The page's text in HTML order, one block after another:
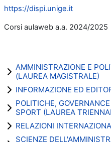
https://dispi.unige.it
Corsi aulaweb a.a. 2024/2025
AMMINISTRAZIONE E
(LAUREA MAGISTRALE)
INFORMAZIONE ED
POLITICHE,
SPORT (LAUREA
RELAZIONI
SCIENZE